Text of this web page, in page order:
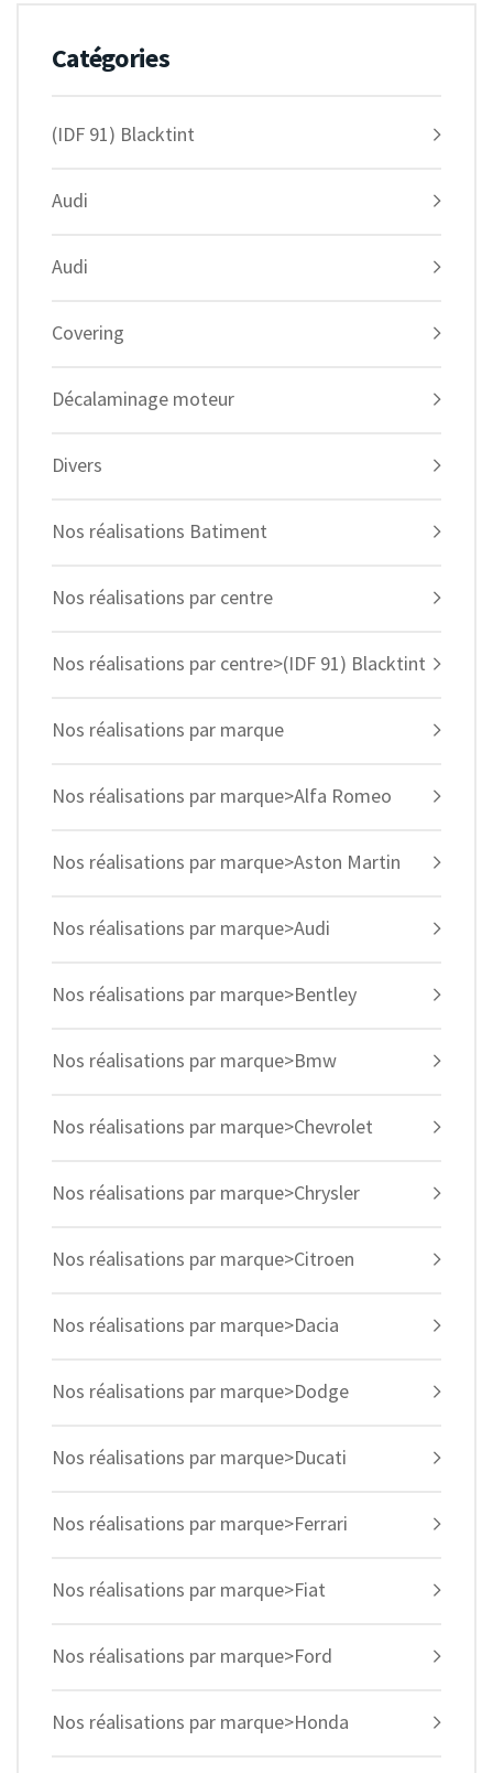
Catégories
(IDF 91) Blacktint
Audi
Audi
Covering
Décalaminage moteur
Divers
Nos réalisations Batiment
Nos réalisations par centre
Nos réalisations par centre>(IDF 91) Blacktint
Nos réalisations par marque
Nos réalisations par marque>Alfa Romeo
Nos réalisations par marque>Aston Martin
Nos réalisations par marque>Audi
Nos réalisations par marque>Bentley
Nos réalisations par marque>Bmw
Nos réalisations par marque>Chevrolet
Nos réalisations par marque>Chrysler
Nos réalisations par marque>Citroen
Nos réalisations par marque>Dacia
Nos réalisations par marque>Dodge
Nos réalisations par marque>Ducati
Nos réalisations par marque>Ferrari
Nos réalisations par marque>Fiat
Nos réalisations par marque>Ford
Nos réalisations par marque>Honda